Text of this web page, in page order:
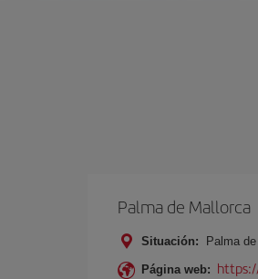
Palma de Mallorca
Situación: Palma
Página web: